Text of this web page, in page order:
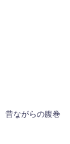
昔ながらの腹巻